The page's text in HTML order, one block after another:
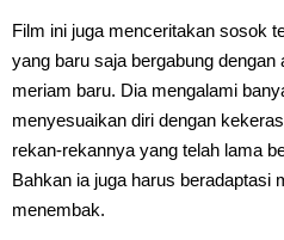
Film ini juga menceritakan sosok
yang baru saja bergabung
meriam baru. Dia mengalami
menyesuaikan diri dengan
rekan-rekannya yang telah lama
Bahkan ia juga harus beradaptasi
menembak.